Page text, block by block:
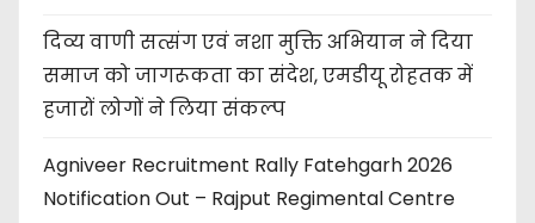
दिव्य वाणी सत्संग एवं नशा मुक्ति अभियान ने दिया
समाज को जागरूकता का संदेश, एमडीयू रोहतक में
हजारों लोगों ने लिया संकल्प
Agniveer Recruitment Rally Fatehgarh 2026
Notification Out – Rajput Regimental Centre